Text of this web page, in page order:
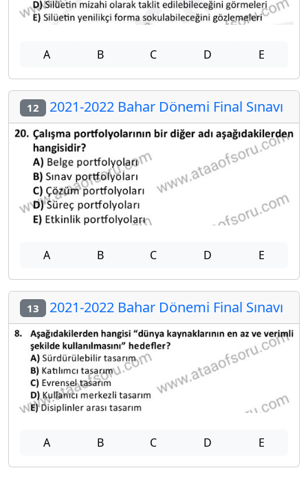
A B C D E
12 2021-2022 Bahar Dönemi Final Sınavı
A B C D E
13 2021-2022 Bahar Dönemi Final Sınavı
A B C D E